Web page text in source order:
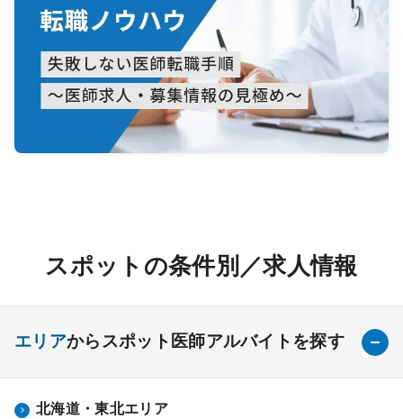
スポットの条件別／求人情報
エリアからスポット医師アルバイトを探す
北海道・東北エリア